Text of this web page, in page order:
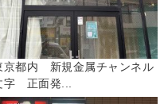
京都内 新規金属チャンネル
字 正面発...